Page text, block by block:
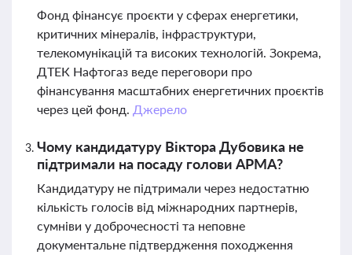
Фонд фінансує проєкти у сферах енергетики,
критичних мінералів, інфраструктури,
телекомунікацій та високих технологій. Зокрема,
ДТЕК Нафтогаз веде переговори про
фінансування масштабних енергетичних проєктів
через цей фонд. Джерело
Чому кандидатуру Віктора Дубовика не
підтримали на посаду голови АРМА?
Кандидатуру не підтримали через недостатню
кількість голосів від міжнародних партнерів,
сумніви у доброчесності та неповне
документальне підтвердження походження